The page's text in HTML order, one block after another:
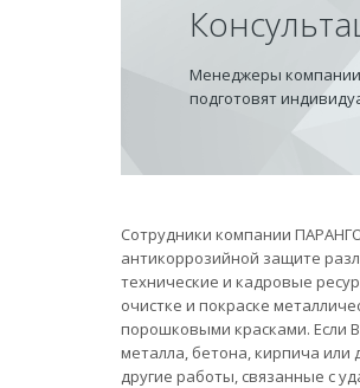
Менеджеры компании
подготовят
Сотрудники компании
антикоррозийной защите
технические и кадровые
очистке и покраске
порошковыми красками. Если
металла, бетона, кирпича или
другие работы, связанные с